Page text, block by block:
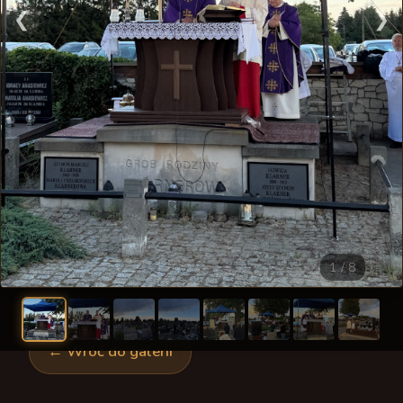
Schola młodzieżowa
Schola dorosłych
Chór Lutnia
Krąg Biblijny
Bractwo Krzyża Świętego
Akcja Katolicka
Koło Przyjaciół Radia Maryja
Koła różańcowe
Chrzest Święty
Ślub
Sakrament chorych
Pogrzeb
Ofiara
Odpusty parafialne
Spowiedź
Sakramenty
Liturgia dnia
← Wróć do galerii
❮ ❯
1 / 8